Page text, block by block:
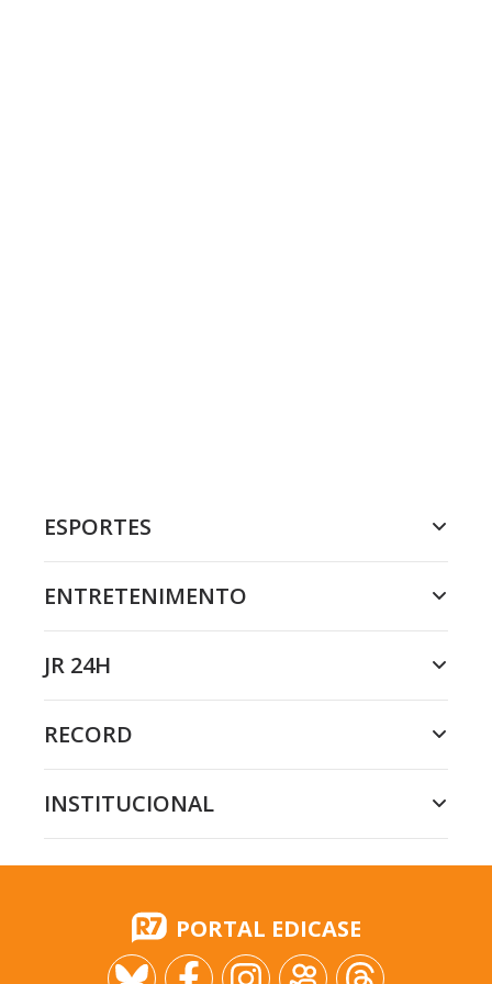
ESPORTES
ENTRETENIMENTO
JR 24H
RECORD
INSTITUCIONAL
PORTAL EDICASE